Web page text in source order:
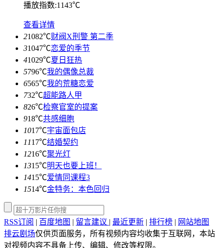
播放指数:1143℃
查看详情
21082℃财阀X刑警 第二季
31047℃恋爱的季节
41029℃夏日狂热
5796℃我的偶像总裁
6565℃我的荒糖恋爱
732℃超能路人甲
826℃检察官室的提案
918℃共感细胞
1017℃宇宙面包店
1117℃结婚契约
1216℃聚光灯
1315℃明天也要上班！
1415℃爱情同课程3
1514℃金特务：本色回归
RSS订阅 | 百度地图 | 留言建议 | 最近更新 | 排行榜 | 网站地图
排云剧场仅供页面服务，所有视频内容均收集于互联网，本站
对视频内容不具备上传、编辑、修改等权限。